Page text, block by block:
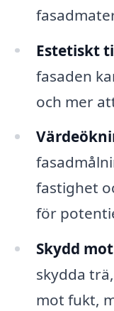
Estetiskt
fasaden
och mer
fastighet
för
Skydd
skydda
mot fukt,